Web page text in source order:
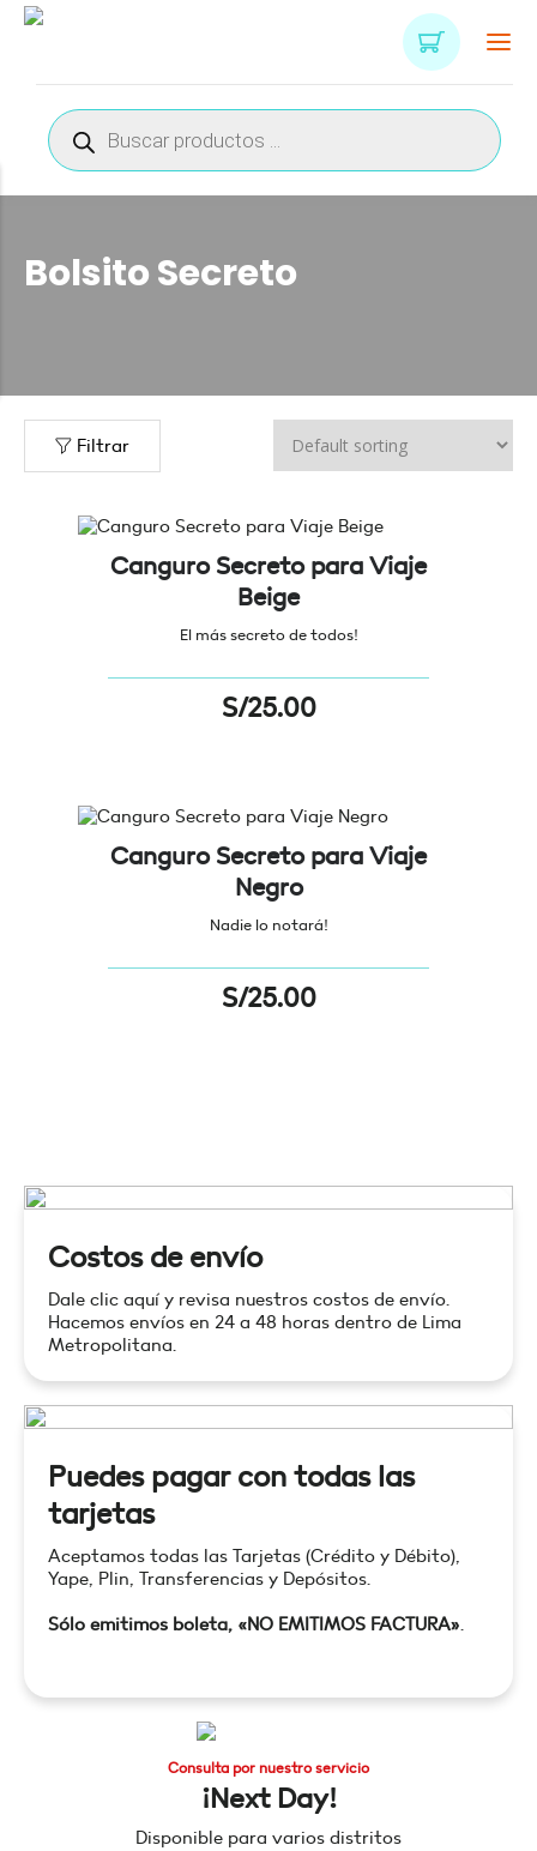
Búsqueda
de
productos
Bolsito Secreto
Filtrar
Canguro Secreto para Viaje
Beige
El más secreto de todos!
S/25.00
Canguro Secreto para Viaje
Negro
Nadie lo notará!
S/25.00
Costos de envío
Dale clic aquí y revisa nuestros costos de envío.
Hacemos envíos en 24 a 48 horas dentro de Lima
Metropolitana.
Puedes pagar con todas las
tarjetas
Aceptamos todas las Tarjetas (Crédito y Débito),
Yape, Plin, Transferencias y Depósitos.
Sólo emitimos boleta, «NO EMITIMOS FACTURA».
Consulta por nuestro servicio
¡Next Day!
Disponible para varios distritos